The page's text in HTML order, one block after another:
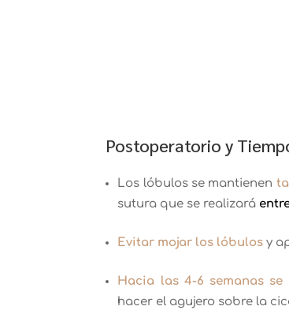
Postoperatorio y
Los lóbulos se mantienen
sutura que se realizará
Evitar mojar los lóbulos y
Hacia las 4-6 semanas
hacer el agujero sobre la